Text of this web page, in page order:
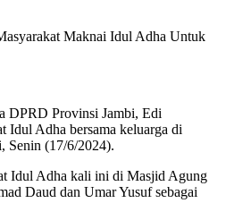
DPRD Provinsi Jambi, Edi
Idul Adha bersama keluarga di
Senin (17/6/2024).
Idul Adha kali ini di Masjid Agung
Daud dan Umar Yusuf sebagai